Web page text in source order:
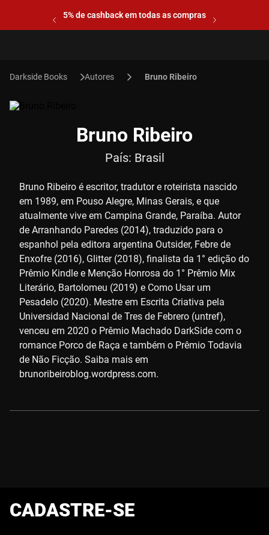
5% de cashback em todas as compras
Autores Bruno Ribeiro
Bruno Ribeiro
País: Brasil
Bruno Ribeiro é escritor, tradutor e roteirista nascido
em 1989, em Pouso Alegre, Minas Gerais, e que
atualmente vive em Campina Grande, Paraíba. Autor
de Arranhando Paredes (2014), traduzido para o
espanhol pela editora argentina Outsider, Febre de
Enxofre (2016), Glitter (2018), finalista da 1° edição do
Prêmio Kindle e Menção Honrosa do 1° Prêmio Mix
Literário, Bartolomeu (2019) e Como Usar um
Pesadelo (2020). Mestre em Escrita Criativa pela
Universidad Nacional de Tres de Febrero (untref),
venceu em 2020 o Prêmio Machado DarkSide com o
romance Porco de Raça e também o Prêmio Todavia
de Não Ficção. Saiba mais em
brunoribeiroblog.wordpress.com.
CADASTRE-SE